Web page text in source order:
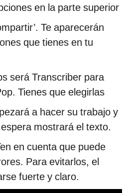
en la parte superior
Te aparecerán
que tienes en tu
será Transcriber para
Tienes que elegirlas
a hacer su trabajo y
mostrará el texto.
en cuenta que puede
Para evitarlos, el
fuerte y claro.